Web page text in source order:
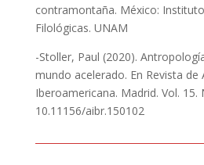
contramontaña. México:
Filológicas. UNAM
-Stoller, Paul (2020).
mundo acelerado. En Revista de
Iberoamericana. Madrid. Vol. 15.
10.11156/aibr.150102